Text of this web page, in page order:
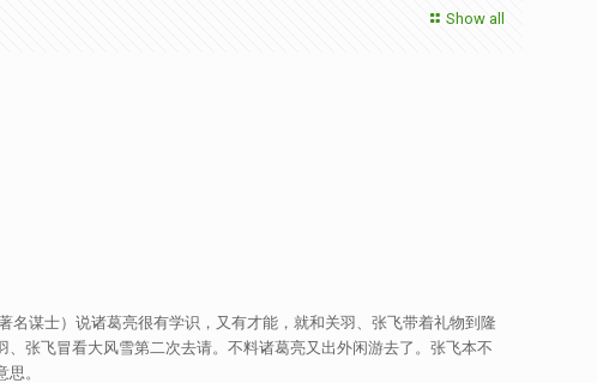
Show all
士）说诸葛亮很有学识，又有才能，就和关羽、张飞带着礼物到隆
张飞冒看大风雪第二次去请。不料诸葛亮又出外闲游去了。张飞本不
。